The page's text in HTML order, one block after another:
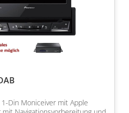
Din Moniceiver mit Apple